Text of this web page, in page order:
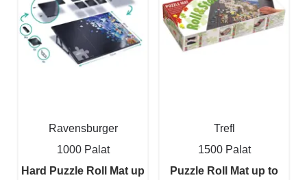
Ravensburger
1000 Palat
Hard Puzzle Roll Mat up
Trefl
1500 Palat
Puzzle Roll Mat up to